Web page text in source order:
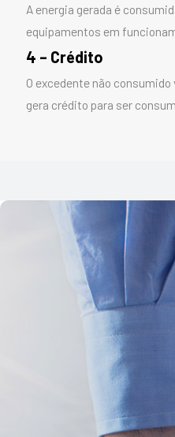
A energia gerada é
equipamentos em
4 – Crédito
O excedente não
gera crédito para ser